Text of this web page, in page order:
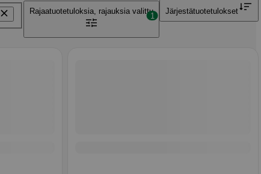
Rajaatuotetuloksia, rajauksia valittu
1
Järjestätuotetulokset